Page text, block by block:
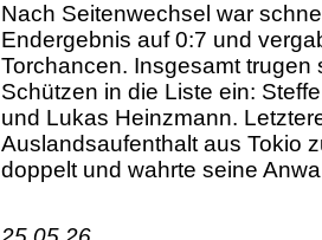
Nach Seitenwechsel war
Endergebnis auf 0:7 und
Torchancen. Insgesamt
Schützen in die Liste ein:
und Lukas Heinzmann.
Auslandsaufenthalt aus Tokio
doppelt und wahrte seine